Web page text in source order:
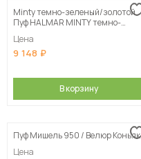
Minty темно-зеленый/золотой
Пуф HALMAR MINTY темно-
Цена
9 148
В корзину
Пуф Мишель 950 / Велюр Коньяк
Цена